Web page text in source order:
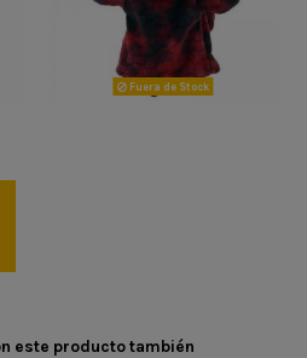
Fuera de Stock
este producto también